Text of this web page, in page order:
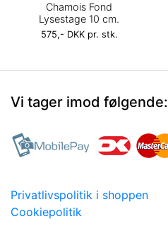
Chamois Fond
Lysestage 10 cm.
575,- DKK pr. stk.
Vi tager imod følgende:
Privatlivspolitik i shoppen
Cookiepolitik